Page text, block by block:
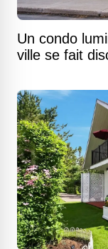
Un condo
ville se fait